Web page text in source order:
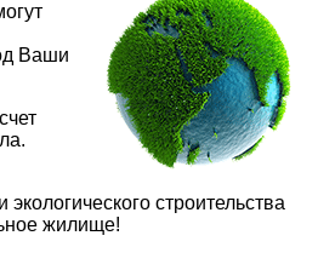
Ваши
строительства
жилище!